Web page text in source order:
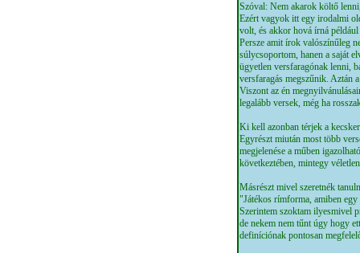
Szóval: Nem akarok költő
Ezért vagyok itt egy irodalmi
volt, és akkor hová írná
Persze amit írok valószínűleg
súlycsoportom, hanen a saját
ügyetlen versfaragónak lenni,
versfaragás megszűnik. Aztán
Viszont az én
legalább versek, még ha
Ki kell azonban térjek a
Egyrészt miután most több
megjelenése a műben
következtében, mintegy
Másrészt mivel szeretnék
"Játékos rímforma, amiben
Szerintem szoktam ilyesmivel
de nekem nem tűnt úgy hogy
definíciónak pontosan